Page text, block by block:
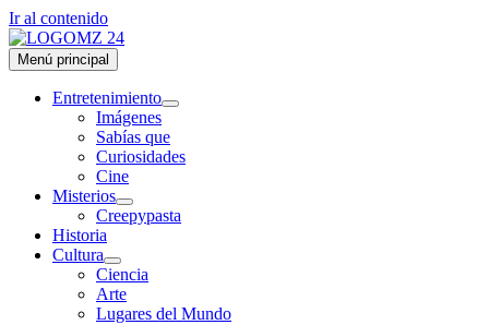
Ir al contenido
Menú principal
Entretenimiento
Imágenes
Sabías que
Curiosidades
Cine
Misterios
Creepypasta
Historia
Cultura
Ciencia
Arte
Lugares del Mundo